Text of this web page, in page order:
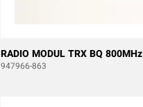
RADIO MODUL TRX BQ 800MHz
947966-863